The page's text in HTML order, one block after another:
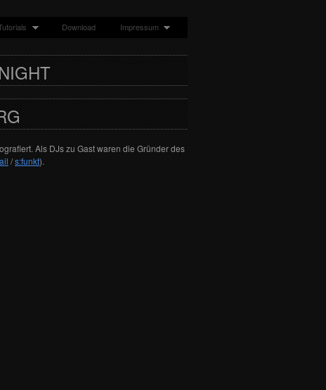
Download Impressum
Als DJs zu Gast waren die Gründer des
/s:funkt).